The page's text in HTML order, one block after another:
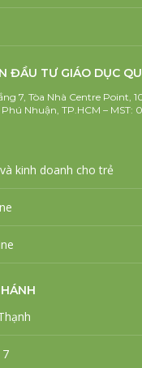
ĐẦU TƯ GIÁO DỤC
7, Tòa Nhà Centre Point,
Nhuận, TP.HCM – MST:
kinh doanh cho trẻ